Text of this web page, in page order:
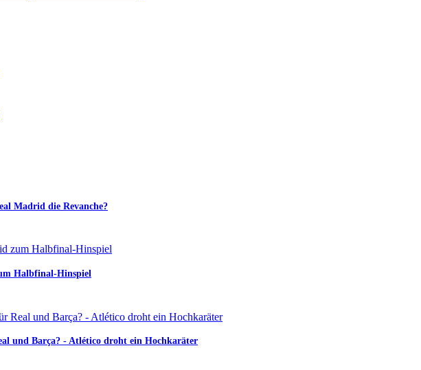
Madrid die Revanche?
Halbfinal-Hinspiel
und Barça? - Atlético droht ein Hochkaräter